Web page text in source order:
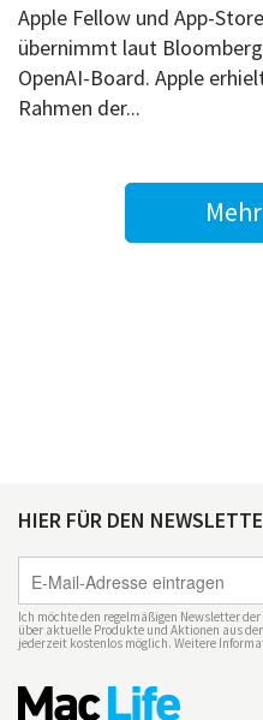
Apple Fellow und App-
übernimmt laut
OpenAI-Board. Apple
Rahmen der...
HIER FÜR DEN
Ich möchte den regelmäßigen Newsletter
über aktuelle Produkte und Aktionen aus
jederzeit kostenlos möglich. Weitere